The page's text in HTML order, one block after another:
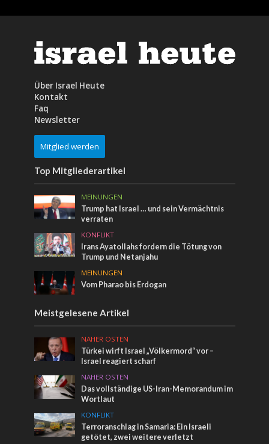
Über Israel Heute
Kontakt
Faq
Newsletter
Mitglied werden
Top Mitgliederartikel
MEINUNGEN
Trump hat Israel … und sein Vermächtnis
verraten
KONFLIKT
Irans Ayatollahs fordern die Tötung von
Trump und Netanjahu
MEINUNGEN
Vom Pharao bis Erdogan
Meistgelesene Artikel
NAHER OSTEN
Türkei wirft Israel „Völkermord“ vor –
Israel reagiert scharf
NAHER OSTEN
Das vollständige US-Iran-Memorandum im
Wortlaut
KONFLIKT
Terroranschlag in Samaria: Ein Israeli
getötet, zwei weitere verletzt